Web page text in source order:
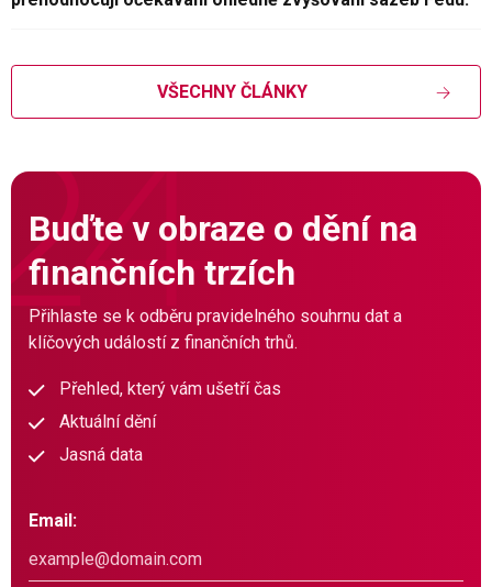
VŠECHNY ČLÁNKY
Buďte v obraze o dění na
finančních trzích
Přihlaste se k odběru pravidelného souhrnu dat a
klíčových událostí z finančních trhů.
Přehled, který vám ušetří čas
Aktuální dění
Jasná data
Email: